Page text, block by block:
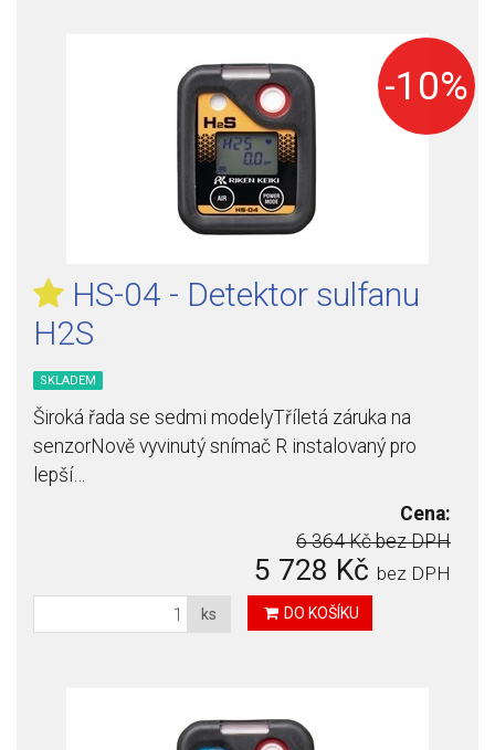
-10%
HS-04 - Detektor sulfanu
H2S
SKLADEM
Široká řada se sedmi modelyTříletá záruka na
senzorNově vyvinutý snímač R instalovaný pro
lepší…
Cena:
6 364 Kčbez DPH
5 728 Kč bez DPH
ks DO KOŠÍKU